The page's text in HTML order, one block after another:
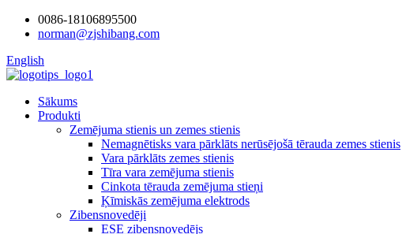
0086-18106895500
norman@zjshibang.com
English
Sākums
Produkti
Zemējuma stienis un zemes stienis
Nemagnētisks vara pārklāts nerūsējošā tērauda zemes stienis
Vara pārklāts zemes stienis
Tīra vara zemējuma stienis
Cinkota tērauda zemējuma stieņi
Ķīmiskās zemējuma elektrods
Zibensnovedēji
ESE zibensnovedējs